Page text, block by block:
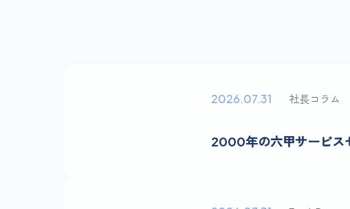
2026.07.31 社長コラム
2000年の六甲サービス